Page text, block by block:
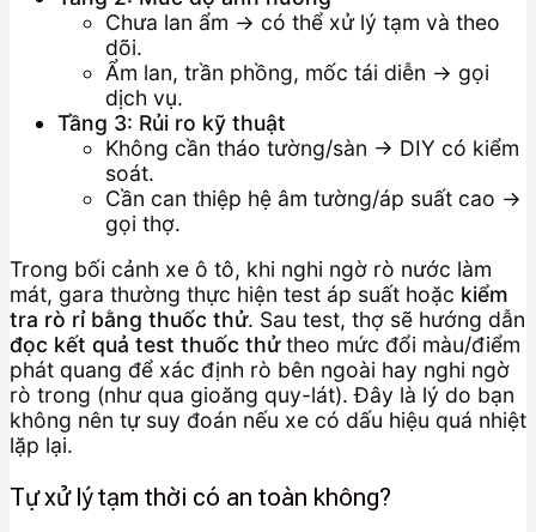
Chưa lan ẩm → có thể xử lý tạm và theo
dõi.
Ẩm lan, trần phồng, mốc tái diễn → gọi
dịch vụ.
Tầng 3: Rủi ro kỹ thuật
Không cần tháo tường/sàn → DIY có kiểm
soát.
Cần can thiệp hệ âm tường/áp suất cao →
gọi thợ.
Trong bối cảnh xe ô tô, khi nghi ngờ rò nước làm
mát, gara thường thực hiện test áp suất hoặc kiểm
tra rò rỉ bằng thuốc thử. Sau test, thợ sẽ hướng dẫn
đọc kết quả test thuốc thửtheo mức đổi màu/điểm
phát quang để xác định rò bên ngoài hay nghi ngờ
rò trong (như qua gioăng quy-lát). Đây là lý do bạn
không nên tự suy đoán nếu xe có dấu hiệu quá nhiệt
lặp lại.
Tự xử lý tạm thời có an toàn không?